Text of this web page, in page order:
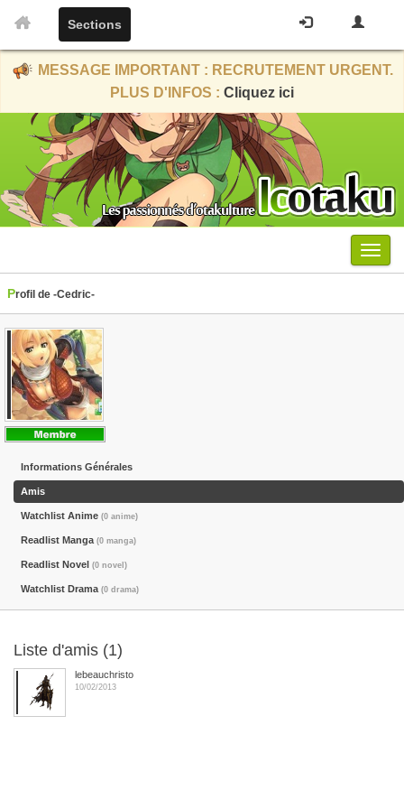
Sections
MESSAGE IMPORTANT : RECRUTEMENT URGENT.
PLUS D'INFOS : Cliquez ici
Menu
Profil de -Cedric-
Informations Générales
Amis
Watchlist Anime (0 anime)
Readlist Manga (0 manga)
Readlist Novel (0 novel)
Watchlist Drama (0 drama)
Liste d'amis (1)
lebeauchristo
10/02/2013